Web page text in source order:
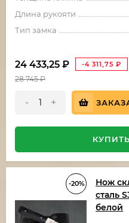
Длина рукояти
Тип замка
24 433,25 ₽ -4 311,75 ₽
28 745₽
- +
-20%
Нож
сталь
белой